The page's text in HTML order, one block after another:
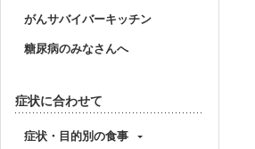
がんサバイバーキッチン
糖尿病のみなさんへ
症状に合わせて
症状・目的別の食事